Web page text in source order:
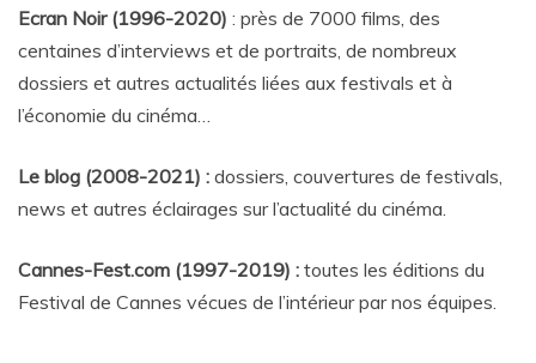
Ecran Noir (1996-2020) : près de 7000 films, des
centaines d’interviews et de portraits, de nombreux
dossiers et autres actualités liées aux festivals et à
l’économie du cinéma…
Le blog (2008-2021) : dossiers, couvertures de festivals,
news et autres éclairages sur l’actualité du cinéma
Cannes-Fest.com (1997-2019) : toutes les éditions du
Festival de Cannes vécues de l’intérieur par nos équipes.